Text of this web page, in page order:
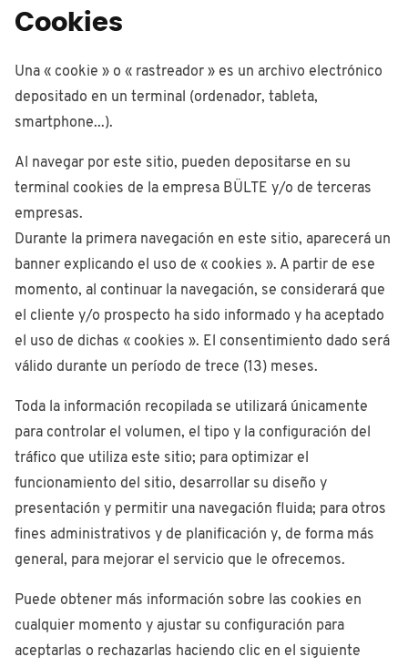
Cookies
Una « cookie » o « rastreador » es un archivo electrónico
depositado en un terminal (ordenador, tableta,
smartphone...).
Al navegar por este sitio, pueden depositarse en su
terminal cookies de la empresa BÜLTE y/o de terceras
empresas.
Durante la primera navegación en este sitio, aparecerá un
banner explicando el uso de « cookies ». A partir de ese
momento, al continuar la navegación, se considerará que
el cliente y/o prospecto ha sido informado y ha aceptado
el uso de dichas « cookies ». El consentimiento dado será
válido durante un período de trece (13) meses.
Toda la información recopilada se utilizará únicamente
para controlar el volumen, el tipo y la configuración del
tráfico que utiliza este sitio; para optimizar el
funcionamiento del sitio, desarrollar su diseño y
presentación y permitir una navegación fluida; para otros
fines administrativos y de planificación y, de forma más
general, para mejorar el servicio que le ofrecemos.
Puede obtener más información sobre las cookies en
cualquier momento y ajustar su configuración para
aceptarlas o rechazarlas haciendo clic en el siguiente